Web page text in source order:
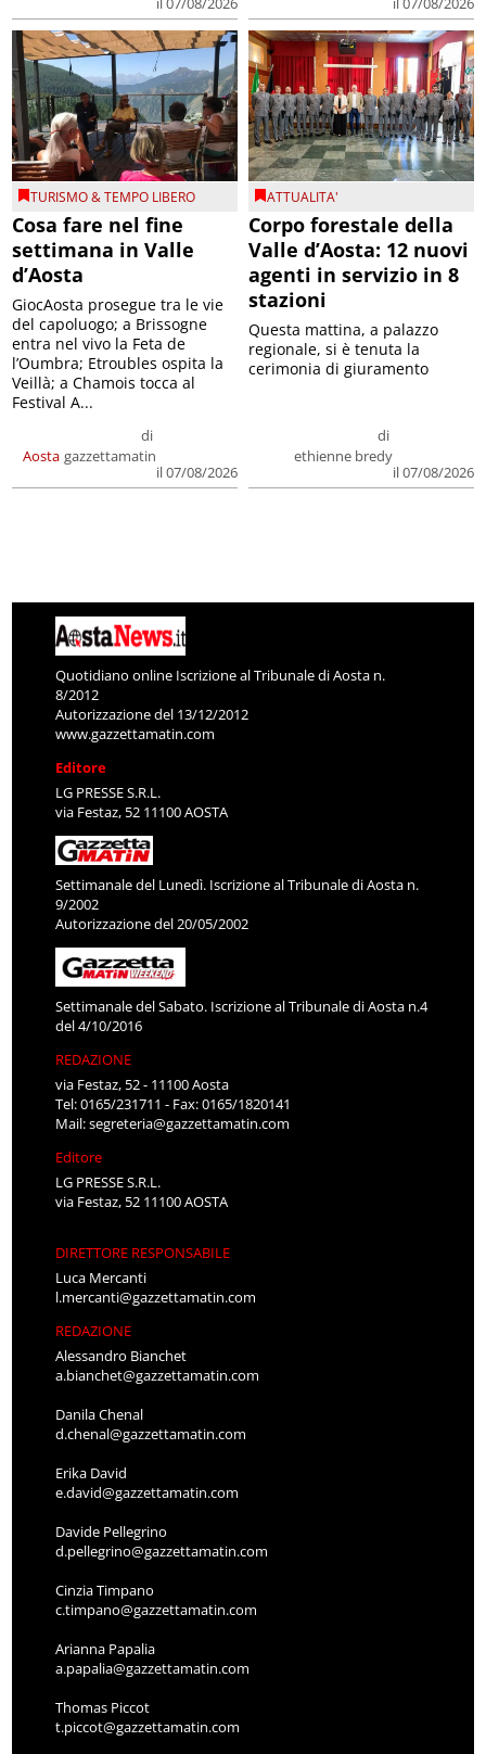
TURISMO & TEMPO LIBERO
Cosa fare nel fine
settimana in Valle
d’Aosta
Aosta
di
gazzettamatin
il 07/08/2026
GiocAosta prosegue tra le vie
del capoluogo; a Brissogne
entra nel vivo la Feta de
l’Oumbra; Etroubles ospita la
Veillà; a Chamois tocca al
Festival A...
ATTUALITA'
Corpo forestale della
Valle d’Aosta: 12 nuovi
agenti in servizio in 8
stazioni
di
ethienne bredy
il 07/08/2026
Questa mattina, a palazzo
regionale, si è tenuta la
cerimonia di giuramento
Quotidiano online Iscrizione al Tribunale di Aosta n.
8/2012
Autorizzazione del 13/12/2012
www.gazzettamatin.com
Editore
LG PRESSE S.R.L.
via Festaz, 52 11100 AOSTA
Settimanale del Lunedì. Iscrizione al Tribunale di Aosta n.
9/2002
Autorizzazione del 20/05/2002
Settimanale del Sabato. Iscrizione al Tribunale di Aosta n.4
del 4/10/2016
REDAZIONE
via Festaz, 52 - 11100 Aosta
Tel: 0165/231711 - Fax: 0165/1820141
Mail:segreteria@gazzettamatin.com
Editore
LG PRESSE S.R.L.
via Festaz, 52 11100 AOSTA
DIRETTORE RESPONSABILE
Luca Mercanti
l.mercanti@gazzettamatin.com
REDAZIONE
Alessandro Bianchet
a.bianchet@gazzettamatin.com
Danila Chenal
d.chenal@gazzettamatin.com
Erika David
e.david@gazzettamatin.com
Davide Pellegrino
d.pellegrino@gazzettamatin.com
Cinzia Timpano
c.timpano@gazzettamatin.com
Arianna Papalia
a.papalia@gazzettamatin.com
Thomas Piccot
t.piccot@gazzettamatin.com